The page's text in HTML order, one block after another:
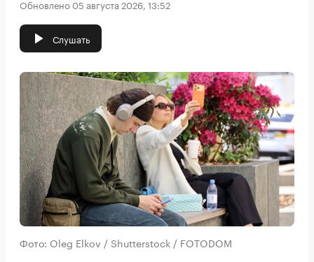
Обновлено 05 августа 2026, 13:52
Слушать
Фото: Oleg Elkov / Shutterstock / FOTODOM